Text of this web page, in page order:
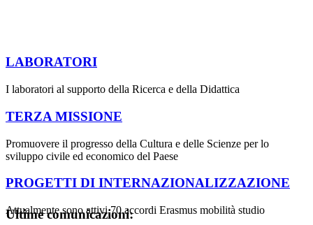
LABORATORI
I laboratori al supporto della Ricerca e della Didattica
TERZA MISSIONE
Promuovere il progresso della Cultura e delle Scienze per lo
sviluppo civile ed economico del Paese
PROGETTI DI INTERNAZIONALIZZAZIONE
Attualmente sono attivi 70 accordi Erasmus mobilità studio
Ultime comunicazioni: